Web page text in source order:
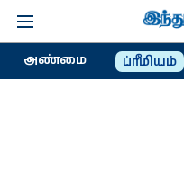
அண்மை ப்ரீமியம்